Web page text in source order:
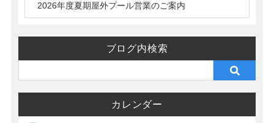
2026年度夏期屋外プール営業のご案内
ブログ内検索
カレンダー